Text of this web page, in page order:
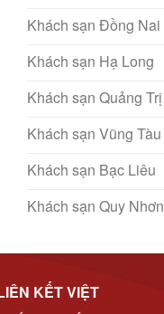
Khách sạn Đồng Nai
Khách sạn Hạ Long
Khách sạn Quảng Trị
Khách sạn Vũng Tàu
Khách sạn Bạc Liêu
Khách sạn Quy Nhơn
KẾT VIỆT